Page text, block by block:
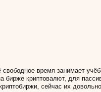
время занимает
криптовалют, для
сейчас их